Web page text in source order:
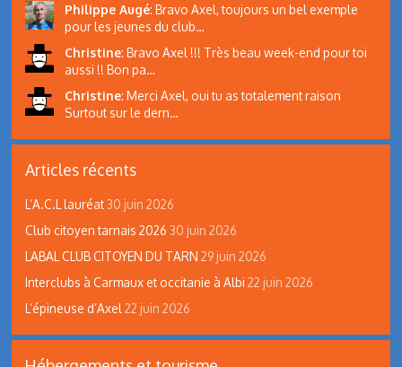
Philippe Augé: Bravo Axel, toujours un bel exemple
pour les jeunes du club…
Christine: Bravo Axel !!! Très beau week-end pour toi
aussi !! Bon pa…
Christine: Merci Axel, oui tu as totalement raison
Surtout sur le dern…
Articles récents
L’A.C.L lauréat 30 juin 2026
Club citoyen tarnais 2026 30 juin 2026
LABAL CLUB CITOYEN DU TARN 29 juin 2026
Interclubs à Carmaux et occitanie à Albi 22 juin 2026
L’épineuse d’Axel 22 juin 2026